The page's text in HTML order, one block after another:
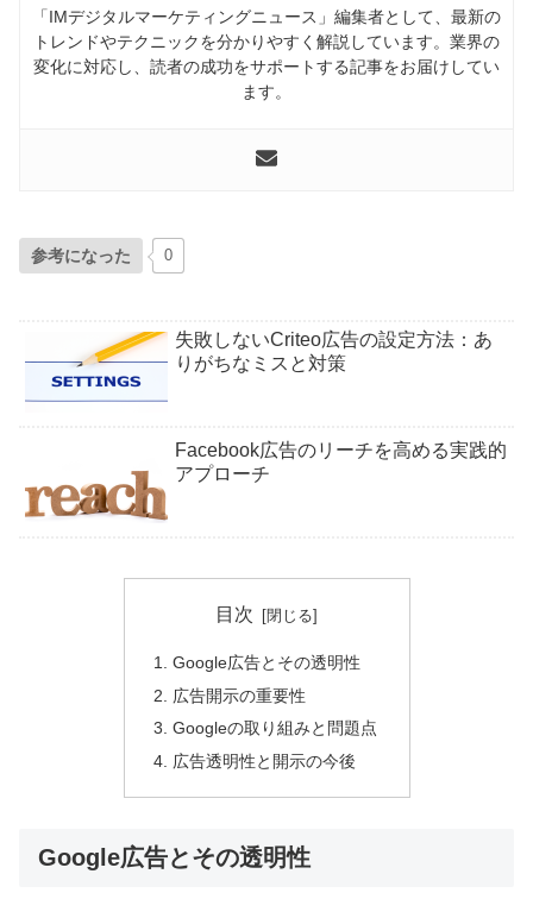
「IMデジタルマーケティングニュース」編集者として、最新の
トレンドやテクニックを分かりやすく解説しています。業界の
変化に対応し、読者の成功をサポートする記事をお届けしてい
ます。
参考になった 0
失敗しないCriteo広告の設定方法：あ
りがちなミスと対策
Facebook広告のリーチを高める実践的
アプローチ
目次
Google広告とその透明性
広告開示の重要性
Googleの取り組みと問題点
広告透明性と開示の今後
Google広告とその透明性